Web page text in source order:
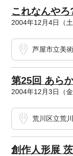
これなんやろ
2004年12月4日（
芦屋市立美
第25回 あら
2004年12月3日（
荒川区立荒
創作人形展